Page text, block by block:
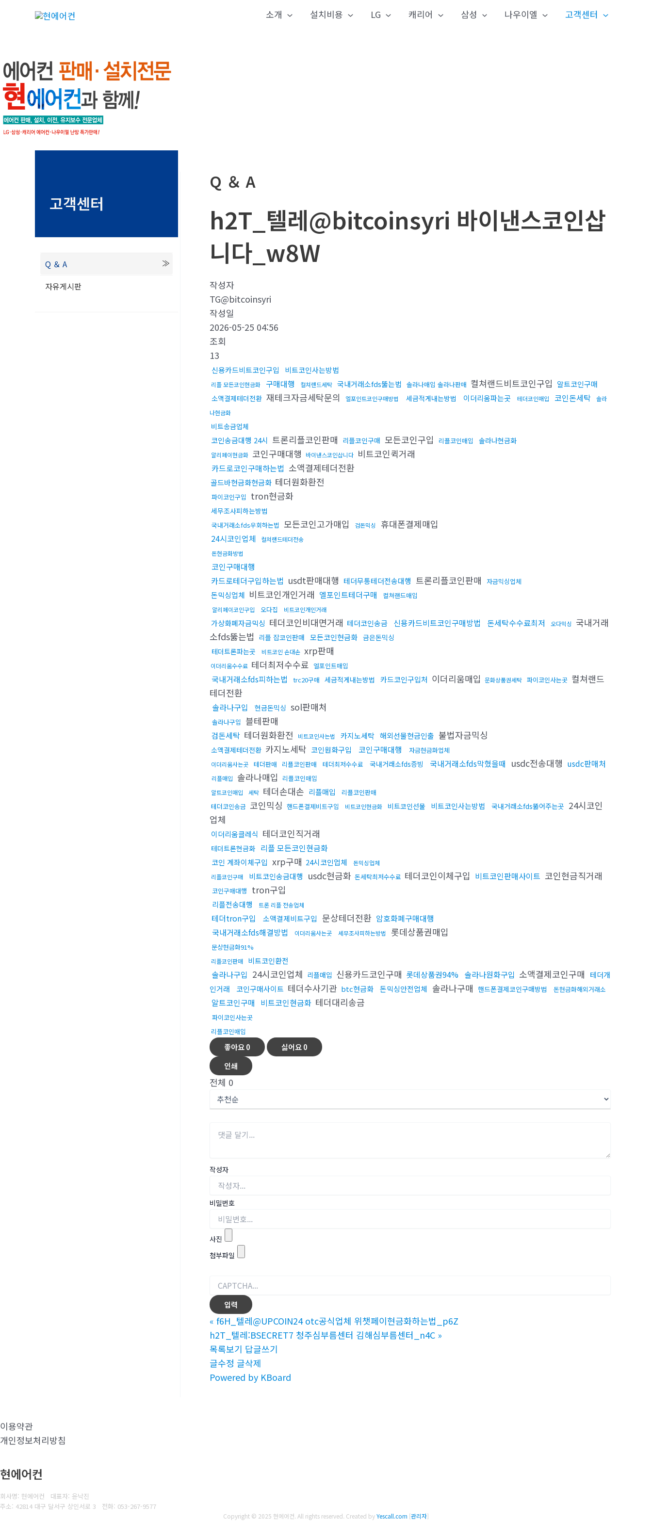
건
너
뛰
기
소개 설치비용 LG 캐리어 삼성 나우이엘 고객센터
고객센터
Q ＆ A
자유게시판
Q ＆ A
h2T_텔레@bitcoinsyri 바이낸스코인삽
니다_w8W
작성자
TG@bitcoinsyri
작성일
2026-05-25 04:56
조회
13
신용카드비트코인구입 비트코인사는방법
리플 모든코인현금화 구매대행 컬쳐랜드세탁 국내거래소fds뚫는법 솔라나매입 솔라나판매 컬쳐랜드비트코인구입 알트코인구매
소액결제테더전환 재테크자금세탁문의 엘포인트코인구매방법 세금적게내는방법 이더리움파는곳 테더코인매입 코인돈세탁
솔라
나현금화
비트송금업체
코인송금대행 24시 트론리플코인판매 리플코인구매 모든코인구입 리플코인매입 솔라나현금화
알리페이현금화 코인구매대행 바이낸스코인삽니다 비트코인퀵거래
카드로코인구매하는법 소액결제테더전환
골드바현금화현금화 테더원화환전
파이코인구입 tron현금화
세무조사피하는방법
국내거래소fds우회하는법 모든코인고가매입 검돈믹싱 휴대폰결제매입
24시코인업체
컬쳐랜드테더전송
돈현금화방법
코인구매대행
카드로테더구입하는법 usdt판매대행 테더무통테더전송대행 트론리플코인판매 자금믹싱업체
돈믹싱업체 비트코인개인거래 엘포인트테더구매 컬쳐랜드매입
알리페이코인구입 오다집 비트코인개인거래
가상화폐자금믹싱 테더코인비대면거래 테더코인송금 신용카드비트코인구매방법 돈세탁수수료최저 오다믹싱
국내거래
소fds뚫는법 리플 잡코인판매 모든코인현금화 금은돈믹싱
테더트론파는곳
비트코인 손대손 xrp판매
이더리움수수료 테더최저수수료 엘포인트매입
국내거래소fds피하는법 trc20구매 세금적게내는방법 카드코인구입처 이더리움매입 문화상품권세탁 파이코인사는곳 컬쳐랜드
테더전환
솔라나구입 현금돈믹싱 sol판매처
솔라나구입 블테판매
검돈세탁 테더원화환전 비트코인사는법 카지노세탁 해외선물현금인출 불법자금믹싱
소액결제테더전환 카지노세탁 코인원화구입 코인구매대행 자금현금화업체
이더리움사는곳 테더판매 리플코인판매 테더최저수수료 국내거래소fds증빙 국내거래소fds막혔을때 usdc전송대행 usdc판매처
리플매입 솔라나매입 리플코인매입
알트코인매입 세탁 테더손대손 리플매입
리플코인판매
테더코인송금 코인믹싱 핸드폰결제비트구입 비트코인현금화 비트코인선물 비트코인사는방법 국내거래소fds뚫어주는곳 24시코인
업체
이더리움클레식 테더코인직거래
테더트론현금화 리플 모든코인현금화
코인 계좌이체구입 xrp구매 24시코인업체
돈믹싱업체
리플코인구매
비트코인송금대행 usdc현금화 돈세탁최저수수료 테더코인이체구입 비트코인판매사이트 코인현금직거래
코인구매대행 tron구입
리플전송대행 트론 리플 전송업체
테더tron구입 소액결제비트구입 문상테더전환 암호화폐구매대행
국내거래소fds해결방법
이더리움사는곳 세무조사피하는방법 롯데상품권매입
문상현금화91%
리플코인판매 비트코인환전
솔라나구입 24시코인업체 리플매입 신용카드코인구매 롯데상품권94% 솔라나원화구입 소액결제코인구매
테더개
인거래
코인구매사이트 테더수사기관 btc현금화 돈믹싱안전업체 솔라나구매 핸드폰결제코인구매방법 돈현금화해외거래소
알트코인구매 비트코인현금화 테더대리송금
파이코인사는곳
리플코인매입
좋아요0 싫어요0
인쇄
전체 0
작성자
비밀번호
사진
첨부파일
« f6H_텔레@UPCOIN24 otc공식업체 위챗페이현금화하는법_p6Z
h2T_텔레:BSECRET7 청주심부름센터 김해심부름센터_n4C »
목록보기 답글쓰기
글수정 글삭제
Powered by KBoard
이용약관
개인정보처리방침
현에어컨
회사명: 현에어컨 대표자: 윤낙진
주소: 42814 대구 달서구 상인서로 3 전화: 053-267-9577
Copyright © 2025 현에어컨. All rights reserved. Created byYescall.com [관리자]